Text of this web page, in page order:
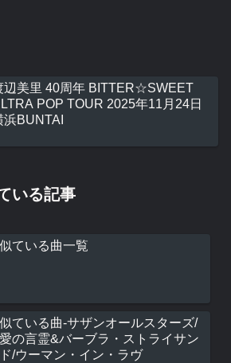
辺美里 40周年 BITTER☆SWEET
POP TOUR 2025年11月24日
浜BUNTAI
いる記事
似ている曲一覧
似ている曲-サザンオールスターズ/
愛の言霊&バーブラ・ストライサン
ド/ウーマン・イン・ラヴ